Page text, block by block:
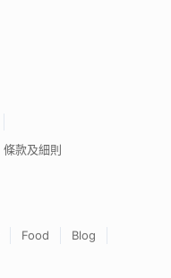
條款及細則
Food
Blog